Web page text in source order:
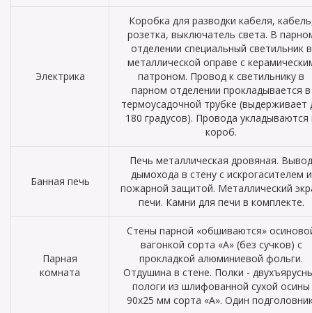
Электрика
Коробка для разводки кабеля,
розетка, выключатель света. В
отделении специальный светильник в
металлической оправе с
патроном. Провод к светильнику в
парном отделении прокладывается в
термоусадочной трубке (выдерживает
180 градусов). Провода укладываются
короб.
Банная печь
Печь металлическая дровяная. Вывод
дымохода в стену с искрогасителем и
пожарной защитой. Металлический
печи. Камни для печи в комплекте.
Парная
комната
Стены парной «обшиваются»
вагонкой сорта «А» (без сучков) с
прокладкой алюминиевой фольги.
Отдушина в стене. Полки -
пологи из шлифованной сухой осины
90х25 мм сорта «А». Один